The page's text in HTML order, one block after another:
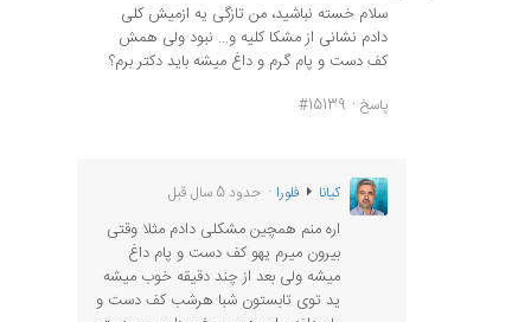
سلام خسته نباشید، من تازگی یه ازمیش کلی
دادم نشانی از مشکا کلیه و... نبود ولی همش
کف دست و پام گرم و داغ میشه باید دکتر برم؟
پاسخ #15139
کیانا فلورا حدود 5 سال قبل
اره منم همچین مشکلی دادم مثلا وقتی
بیرون میرم یهو کف دست و پام داغ
میشه ولی بعد از چند دقیقه خوب میشه
ید توی تابستون شبا هرشب کف دست و